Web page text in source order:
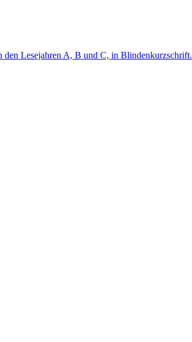
den Lesejahren A, B und C, in Blindenkurzschrift.